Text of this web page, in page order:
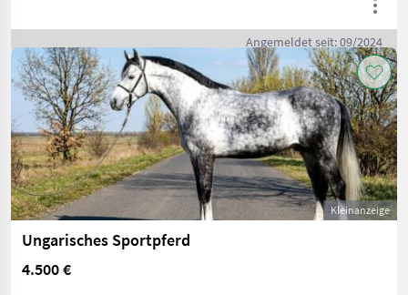
Angemeldet seit: 09/2024
Kleinanzeige
Ungarisches Sportpferd
4.500 €